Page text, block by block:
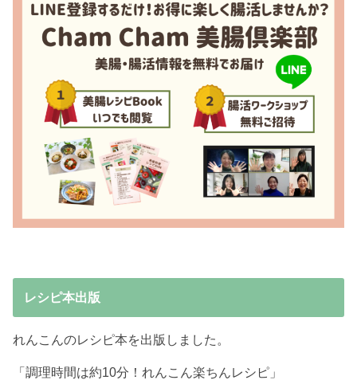
レシピ本出版
れんこんのレシピ本を出版しました。
「調理時間は約10分！れんこん楽ちんレシピ」